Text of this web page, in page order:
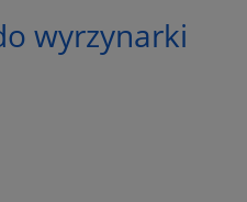
wyrzynarki